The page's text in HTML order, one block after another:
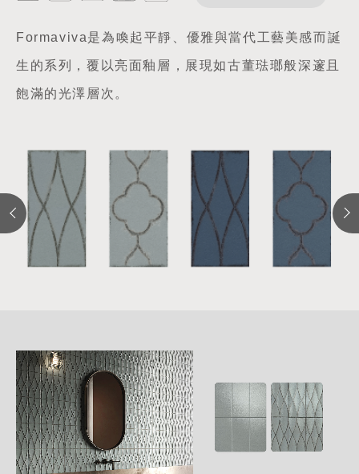
Formaviva是為喚起平靜、優雅與當代工藝美感而誕
生的系列，覆以亮面釉層，展現如古董琺瑯般深邃且
飽滿的光澤層次。
詳
細
介
紹